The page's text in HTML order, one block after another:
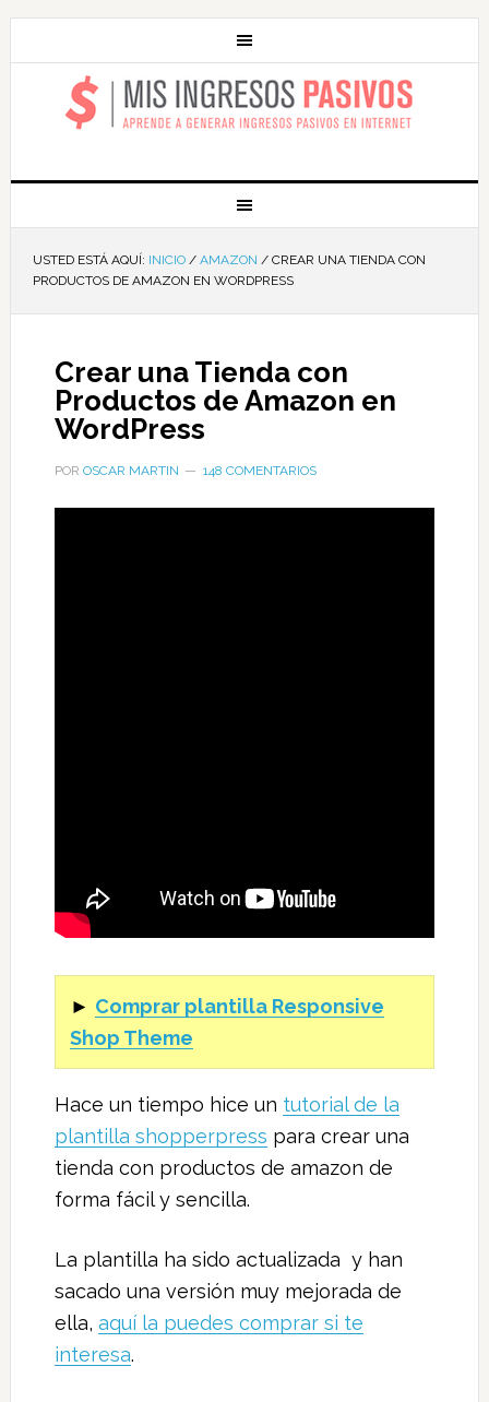
MIS INGRESOS
PASIVOS
USTED ESTÁ AQUÍ: INICIO / AMAZON /CREAR UNA TIENDA CON
PRODUCTOS DE AMAZON EN WORDPRESS
Crear una Tienda con
Productos de Amazon en
WordPress
POR OSCAR MARTIN 148 COMENTARIOS
► Comprar plantilla Responsive
Shop Theme
Hace un tiempo hice un tutorial de la
plantilla shopperpress para crear una
tienda con productos de amazon de
forma fácil y sencilla.
La plantilla ha sido actualizada y han
sacado una versión muy mejorada de
ella, aquí la puedes comprar si te
interesa.